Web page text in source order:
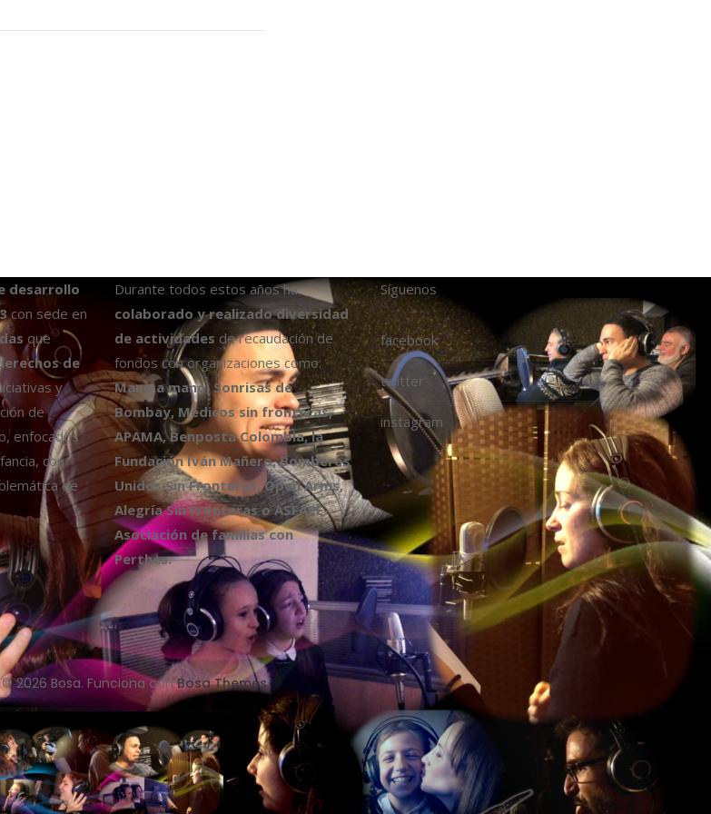
desarrollo
con sede en
que
de
y
de
enfocados
con
de
Durante todos estos años ha
colaborado y realizado diversidad
de actividades de recaudación de
fondos con organizaciones como:
Mano a mano, Sonrisas de
Bombay, Médicos sin fronteras,
APAMA, Benposta Colombia, la
Fundación Iván Mañero, Bomberos
Unidos Sin Fronteras, Open Arms,
Alegría Sin Fronteras o ASFAPE-
Asociación de familias con
Perthes.
Síguenos
facebook
twitter
instagram
2026 Bosa. Funciona conBosa Themes